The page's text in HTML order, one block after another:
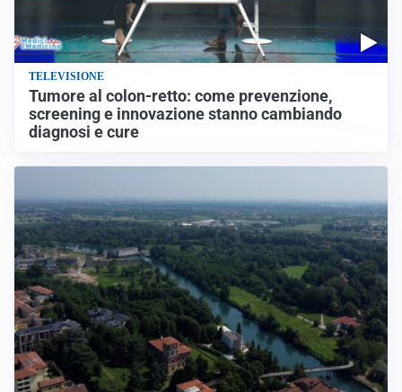
TELEVISIONE
Tumore al colon-retto: come prevenzione,
screening e innovazione stanno cambiando
diagnosi e cure